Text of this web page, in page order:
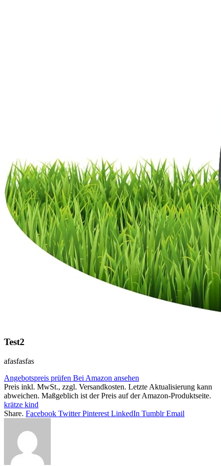
Test2
afasfasfas
Angebotspreis prüfen Bei Amazon ansehen
Preis inkl. MwSt., zzgl. Versandkosten. Letzte Aktualisierung kann
abweichen. Maßgeblich ist der Preis auf der Amazon-Produktseite.
krätze kind
Share. Facebook Twitter Pinterest LinkedIn Tumblr Email